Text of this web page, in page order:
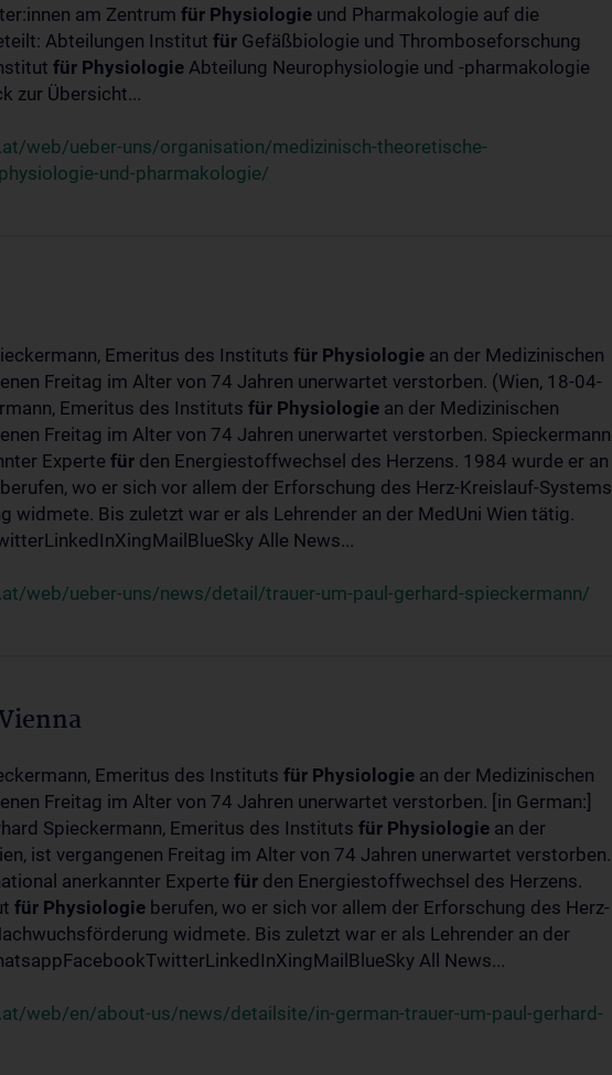
am Zentrum für Physiologie und Pharmakologie auf die
Abteilungen Institut für Gefäßbiologie und Thromboseforschung
für Physiologie Abteilung Neurophysiologie und -pharmakologie
zur Übersicht...
web/ueber-uns/organisation/medizinisch-theoretische-
und-pharmakologie/
Emeritus des Instituts für Physiologie an der Medizinischen
Freitag im Alter von 74 Jahren unerwartet verstorben. (Wien, 18-04-
Emeritus des Instituts für Physiologie an der Medizinischen
Freitag im Alter von 74 Jahren unerwartet verstorben. Spieckermann
Experte für den Energiestoffwechsel des Herzens. 1984 wurde er an
berufen, wo er sich vor allem der Erforschung des Herz-Kreislauf-Systems
widmete. Bis zuletzt war er als Lehrender an der MedUni Wien tätig.
Alle News...
web/ueber-uns/news/detail/trauer-um-paul-gerhard-spieckermann/
Emeritus des Instituts für Physiologie an der Medizinischen
Freitag im Alter von 74 Jahren unerwartet verstorben. [in German:]
Spieckermann, Emeritus des Instituts für Physiologie an der
ist vergangenen Freitag im Alter von 74 Jahren unerwartet verstorben.
anerkannter Experte für den Energiestoffwechsel des Herzens.
für Physiologie berufen, wo er sich vor allem der Erforschung des Herz-
widmete. Bis zuletzt war er als Lehrender an der
All News...
web/en/about-us/news/detailsite/in-german-trauer-um-paul-gerhard-